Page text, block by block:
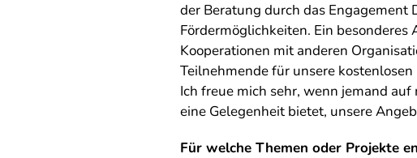
der Beratung durch das Engagement
Fördermöglichkeiten. Ein besonderes
Kooperationen mit anderen
Teilnehmende für unsere
Ich freue mich sehr, wenn jemand
eine Gelegenheit bietet, unsere
Für welche Themen oder Projekte